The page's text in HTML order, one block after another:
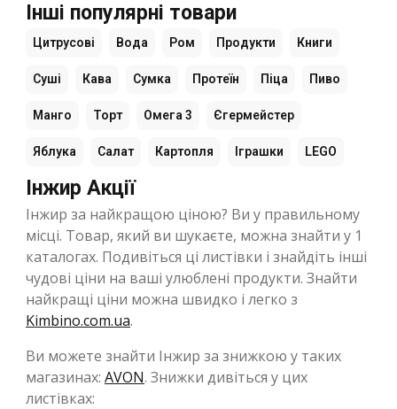
Інші популярні товари
Цитрусові Вода Ром Продукти Книги
Суші Кава Сумка Протеїн Піца Пиво
Манго Торт Омега 3 Єгермейстер
Яблука Салат Картопля Іграшки LEGO
Інжир Акції
Інжир за найкращою ціною? Ви у правильному
місці. Товар, який ви шукаєте, можна знайти у 1
каталогах. Подивіться ці листівки і знайдіть інші
чудові ціни на ваші улюблені продукти. Знайти
найкращі ціни можна швидко і легко з
Kimbino.com.ua.
Ви можете знайти Інжир за знижкою у таких
магазинах: AVON. Знижки дивіться у цих
листівках: